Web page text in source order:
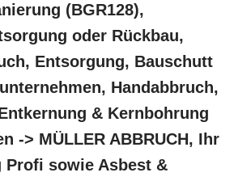
(BGR128),
oder Rückbau,
Entsorgung, Bauschutt
Handabbruch,
& Kernbohrung
-> MÜLLER ABBRUCH, Ihr
Profi sowie Asbest &